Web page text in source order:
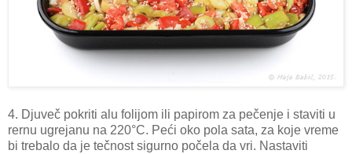
4. Djuveč pokriti alu folijom ili papirom za pečenje i staviti u
rernu ugrejanu na 220°C. Peći oko pola sata, za koje vreme
bi trebalo da je tečnost sigurno počela da vri. Nastaviti